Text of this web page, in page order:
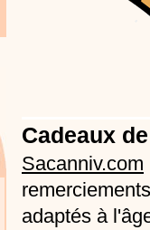
Cadeaux
Sacanniv.com
adaptés à